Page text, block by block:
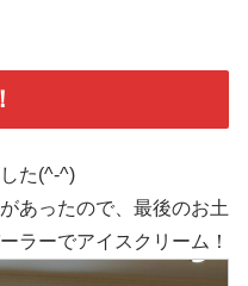
た(^-^)
あったので、最後のお土
ラーでアイスクリーム！